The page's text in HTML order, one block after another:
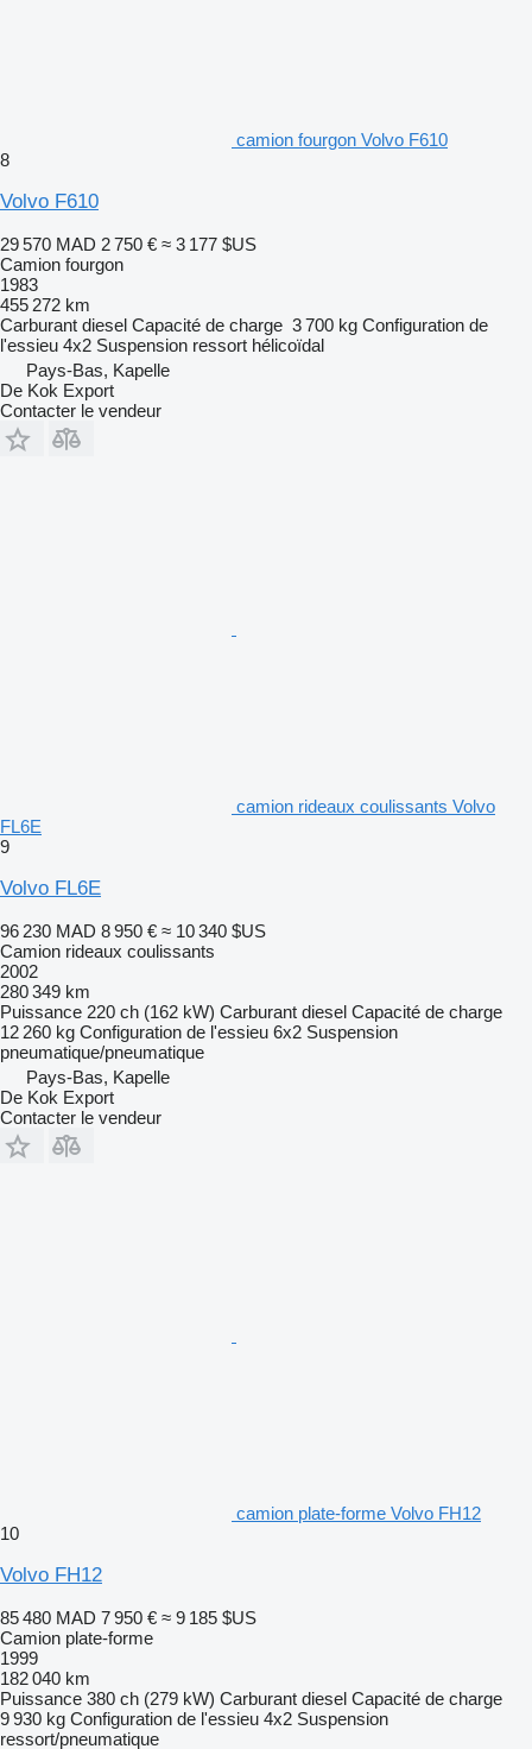
camion fourgon Volvo F610
8
Volvo F610
29 570 MAD 2 750 € ≈ 3 177 $US
Camion fourgon
1983
455 272 km
Carburant diesel Capacité de charge 3 700 kg Configuration de
l'essieu 4x2 Suspension ressort hélicoïdal
Pays-Bas, Kapelle
De Kok Export
Contacter le vendeur
camion rideaux coulissants Volvo
FL6E
9
Volvo FL6E
96 230 MAD 8 950 € ≈ 10 340 $US
Camion rideaux coulissants
2002
280 349 km
Puissance 220 ch (162 kW) Carburant diesel Capacité de charge
12 260 kg Configuration de l'essieu 6x2 Suspension
pneumatique/pneumatique
Pays-Bas, Kapelle
De Kok Export
Contacter le vendeur
camion plate-forme Volvo FH12
10
Volvo FH12
85 480 MAD 7 950 € ≈ 9 185 $US
Camion plate-forme
1999
182 040 km
Puissance 380 ch (279 kW) Carburant diesel Capacité de charge
9 930 kg Configuration de l'essieu 4x2 Suspension
ressort/pneumatique